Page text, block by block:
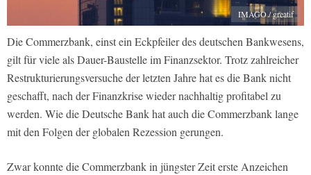
IMAGO / greatif
Die Commerzbank, einst ein Eckpfeiler des deutschen Bankwesens,
gilt für viele als Dauer-Baustelle im Finanzsektor. Trotz zahlreicher
Restrukturierungsversuche der letzten Jahre hat es die Bank nicht
geschafft, nach der Finanzkrise wieder nachhaltig profitabel zu
werden. Wie die Deutsche Bank hat auch die Commerzbank lange
mit den Folgen der globalen Rezession gerungen.
Zwar konnte die Commerzbank in jüngster Zeit erste Anzeichen